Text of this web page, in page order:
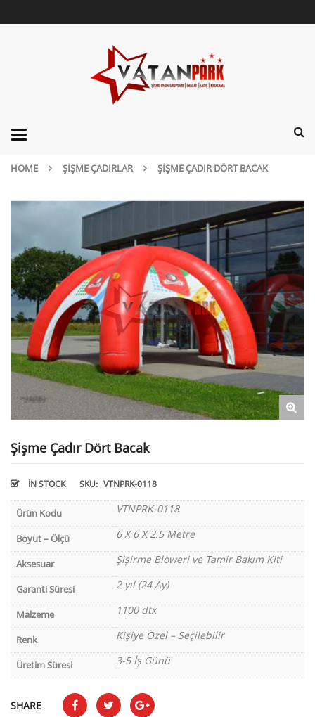
Categories
HOME ŞIŞME ÇADIRLAR ŞIŞME ÇADIR DÖRT BACAK
Şişme Çadır Dört Bacak
IN STOCK SKU: VTNPRK-0118
Ürün Kodu VTNPRK-0118
Boyut – Ölçü 6 X 6 X 2.5 Metre
Aksesuar Şişirme Bloweri ve Tamir Bakım Kiti
Garanti Süresi 2 yıl (24 Ay)
Malzeme 1100 dtx
Renk Kişiye Özel – Seçilebilir
Üretim Süresi 3-5 İş Günü
SHARE